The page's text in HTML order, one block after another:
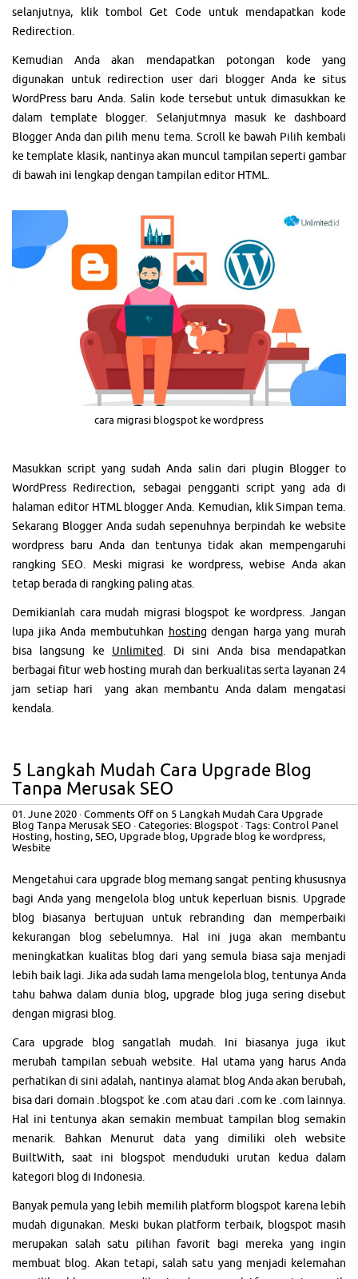
selanjutnya, klik tombol Get Code untuk mendapatkan kode
Redirection.
Kemudian Anda akan mendapatkan potongan kode yang
digunakan untuk redirection user dari blogger Anda ke situs
WordPress baru Anda. Salin kode tersebut untuk dimasukkan ke
dalam template blogger. Selanjutmnya masuk ke dashboard
Blogger Anda dan pilih menu tema. Scroll ke bawah Pilih kembali
ke template klasik, nantinya akan muncul tampilan seperti gambar
di bawah ini lengkap dengan tampilan editor HTML.
cara migrasi blogspot ke wordpress
Masukkan script yang sudah Anda salin dari plugin Blogger to
WordPress Redirection, sebagai pengganti script yang ada di
halaman editor HTML blogger Anda. Kemudian, klik Simpan tema.
Sekarang Blogger Anda sudah sepenuhnya berpindah ke website
wordpress baru Anda dan tentunya tidak akan mempengaruhi
rangking SEO. Meski migrasi ke wordpress, webise Anda akan
tetap berada di rangking paling atas.
Demikianlah cara mudah migrasi blogspot ke wordpress. Jangan
lupa jika Anda membutuhkan hosting dengan harga yang murah
bisa langsung ke Unlimited . Di sini Anda bisa mendapatkan
berbagai fitur web hosting murah dan berkualitas serta layanan 24
jam setiap hari yang akan membantu Anda dalam mengatasi
kendala.
5 Langkah Mudah Cara Upgrade Blog
Tanpa Merusak SEO
01. June 2020 · Comments Off on 5 Langkah Mudah Cara Upgrade
Blog Tanpa Merusak SEO · Categories: Blogspot · Tags: Control Panel
Hosting, hosting, SEO, Upgrade blog, Upgrade blog ke wordpress,
Wesbite
Mengetahui cara upgrade blog memang sangat penting khususnya
bagi Anda yang mengelola blog untuk keperluan bisnis. Upgrade
blog biasanya bertujuan untuk rebranding dan memperbaiki
kekurangan blog sebelumnya. Hal ini juga akan membantu
meningkatkan kualitas blog dari yang semula biasa saja menjadi
lebih baik lagi. Jika ada sudah lama mengelola blog, tentunya Anda
tahu bahwa dalam dunia blog, upgrade blog juga sering disebut
dengan migrasi blog.
Cara upgrade blog sangatlah mudah. Ini biasanya juga ikut
merubah tampilan sebuah website. Hal utama yang harus Anda
perhatikan di sini adalah, nantinya alamat blog Anda akan berubah,
bisa dari domain .blogspot ke .com atau dari .com ke .com lainnya.
Hal ini tentunya akan semakin membuat tampilan blog semakin
menarik. Bahkan Menurut data yang dimiliki oleh website
BuiltWith, saat ini blogspot menduduki urutan kedua dalam
kategori blog di Indonesia.
Banyak pemula yang lebih memilih platform blogspot karena lebih
mudah digunakan. Meski bukan platform terbaik, blogspot masih
merupakan salah satu pilihan favorit bagi mereka yang ingin
membuat blog. Akan tetapi, salah satu yang menjadi kelemahan